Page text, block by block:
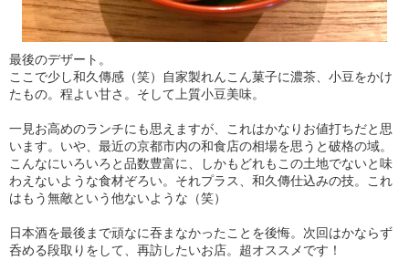
最後のデザート。
ここで少し和久傳感（笑）自家製れんこん菓子に濃茶、小豆をかけ
たもの。程よい甘さ。そして上質小豆美味。
一見お高めのランチにも思えますが、これはかなりお値打ちだと思
います。いや、最近の京都市内の和食店の相場を思うと破格の域。
こんなにいろいろと品数豊富に、しかもどれもこの土地でないと味
わえないような食材ぞろい。それプラス、和久傳仕込みの技。これ
はもう無敵という他ないような（笑）
日本酒を最後まで頑なに吞まなかったことを後悔。次回はかならず
呑める段取りをして、再訪したいお店。超オススメです！